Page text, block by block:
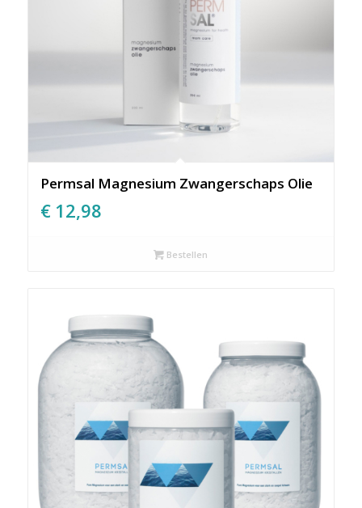
Permsal Magnesium Zwangerschaps Olie
€ 12,98
Bestellen